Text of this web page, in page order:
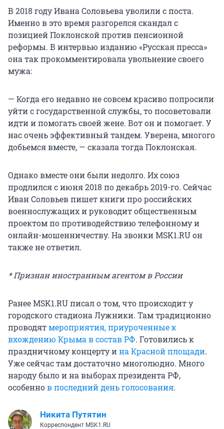
В 2018 году Ивана Соловьева уволили с поста.
Именно в это время разгорелся скандал с
позицией Поклонской против пенсионной
реформы. В интервью изданию «Русская пресса»
она так прокомментировала увольнение своего
мужа:
— Когда его недавно не совсем красиво попросили
уйти с государственной службы, то посоветовали
идти и помогать своей жене. Вот он и помогает. У
нас очень эффективный тандем. Уверена, многого
добьемся вместе, — сказала тогда Поклонская.
Однако вместе они были недолго. Их союз
продлился с июня 2018 по декабрь 2019-го. Сейчас
Иван Соловьев пишет книги про российских
военнослужащих и руководит общественным
проектом по противодействию телефонному и
онлайн-мошенничеству. На звонки MSK1.RU он
также не ответил.
* Признан иностранным агентом в России
Ранее MSK1.RU писал о том, что происходит у
городского стадиона Лужники. Там традиционно
проводятмероприятия, приуроченные к
вхождению Крыма в состав РФ. Готовились к
праздничному концерту ина Красной площади.
Уже сейчас там достаточно многолюдно. Много
народу было и на выборах президента РФ,
особеннов последний день голосования.
Никита Путятин
Корреспондент MSK1.RU